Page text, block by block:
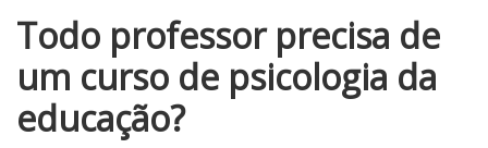
Todo professor precisa de
um curso de psicologia da
educação?